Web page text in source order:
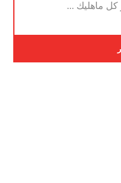
كل ماهليك ...